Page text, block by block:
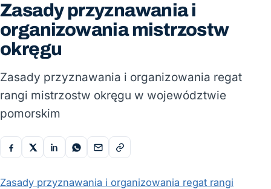
Zasady przyznawania i
organizowania mistrzostw
okręgu
Zasady przyznawania i organizowania regat
rangi mistrzostw okręgu w województwie
pomorskim
Zasady przyznawania i organizowania regat rangi